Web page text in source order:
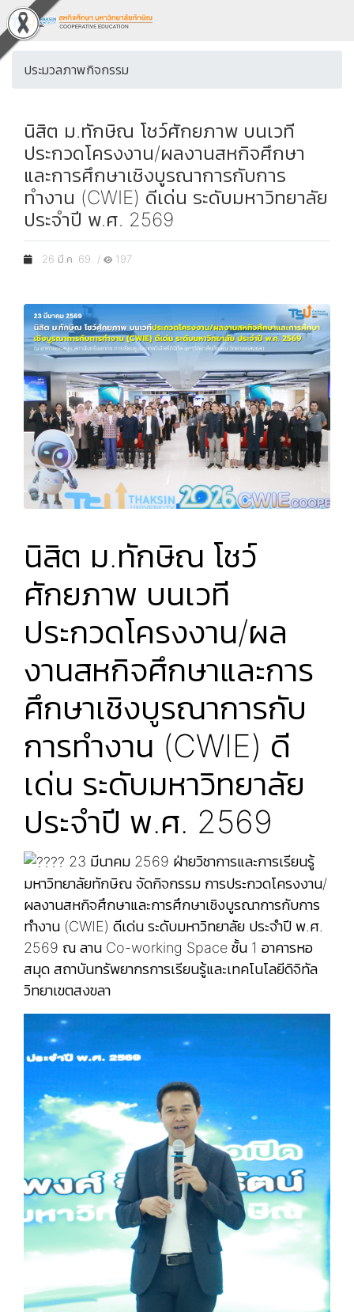
ประมวลภาพกิจกรรม
นิสิต ม.ทักษิณ โชว์ศักยภาพ บนเวที
ประกวดโครงงาน/ผลงานสหกิจศึกษา
และการศึกษาเชิงบูรณาการกับการ
ทำงาน (CWIE) ดีเด่น ระดับมหาวิทยาลัย
ประจำปี พ.ศ. 2569
26 มี.ค. 69 / 197
นิสิต ม.ทักษิณ โชว์
ศักยภาพ บนเวที
ประกวดโครงงาน/ผล
งานสหกิจศึกษาและการ
ศึกษาเชิงบูรณาการกับ
การทำงาน (CWIE) ดี
เด่น ระดับมหาวิทยาลัย
ประจำปี พ.ศ. 2569
23 มีนาคม 2569 ฝ่ายวิชาการและการเรียนรู้
มหาวิทยาลัยทักษิณ จัดกิจกรรม การประกวดโครงงาน/
ผลงานสหกิจศึกษาและการศึกษาเชิงบูรณาการกับการ
ทำงาน (CWIE) ดีเด่น ระดับมหาวิทยาลัย ประจำปี พ.ศ.
2569 ณ ลาน Co-working Space ชั้น 1 อาคารหอ
สมุด สถาบันทรัพยากรการเรียนรู้และเทคโนโลยีดิจิทัล
วิทยาเขตสงขลา